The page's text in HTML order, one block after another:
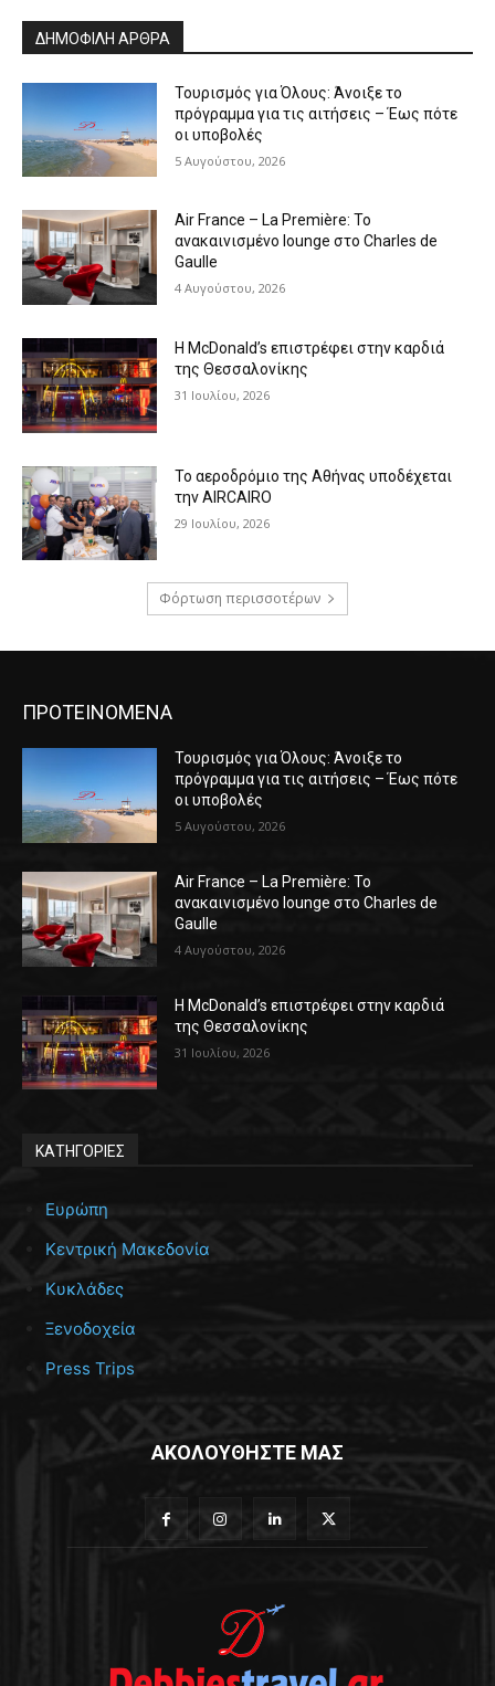
ΔΗΜΟΦΙΛΗ ΑΡΘΡΑ
Τουρισμός για Όλους: Άνοιξε το
πρόγραμμα για τις αιτήσεις – Έως πότε
οι υποβολές
5 Αυγούστου, 2026
Air France – La Première: Το
ανακαινισμένο lounge στο Charles de
Gaulle
4 Αυγούστου, 2026
Η McDonald’s επιστρέφει στην καρδιά
της Θεσσαλονίκης
31 Ιουλίου, 2026
Το αεροδρόμιο της Αθήνας υποδέχεται
την AIRCAIRO
29 Ιουλίου, 2026
Φόρτωση περισσοτέρων
ΠΡΟΤΕΙΝΟΜΕΝΑ
Τουρισμός για Όλους: Άνοιξε το
πρόγραμμα για τις αιτήσεις – Έως πότε
οι υποβολές
5 Αυγούστου, 2026
Air France – La Première: Το
ανακαινισμένο lounge στο Charles de
Gaulle
4 Αυγούστου, 2026
Η McDonald’s επιστρέφει στην καρδιά
της Θεσσαλονίκης
31 Ιουλίου, 2026
ΚΑΤΗΓΟΡΙΕΣ
Ευρώπη
Κεντρική Μακεδονία
Κυκλάδες
Ξενοδοχεία
Press Trips
ΑΚΟΛΟΥΘΗΣΤΕ ΜΑΣ